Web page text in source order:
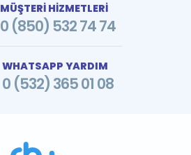
MÜŞTERİ HİZMETLERİ
0 (850) 532 74 74
WHATSAPP YARDIM
0 (532) 365 01 08